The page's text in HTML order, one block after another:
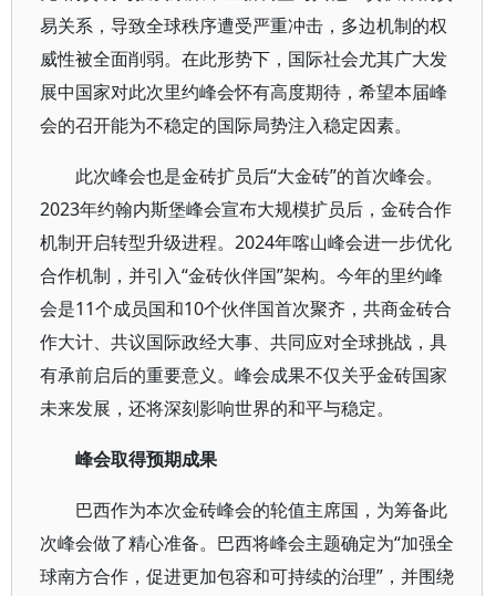
易关系，导致全球秩序遭受严重冲击，多边机制的权
威性被全面削弱。在此形势下，国际社会尤其广大发
展中国家对此次里约峰会怀有高度期待，希望本届峰
会的召开能为不稳定的国际局势注入稳定因素。
此次峰会也是金砖扩员后“大金砖”的首次峰会。
2023年约翰内斯堡峰会宣布大规模扩员后，金砖合作
机制开启转型升级进程。2024年喀山峰会进一步优化
合作机制，并引入“金砖伙伴国”架构。今年的里约峰
会是11个成员国和10个伙伴国首次聚齐，共商金砖合
作大计、共议国际政经大事、共同应对全球挑战，具
有承前启后的重要意义。峰会成果不仅关乎金砖国家
未来发展，还将深刻影响世界的和平与稳定。
峰会取得预期成果
巴西作为本次金砖峰会的轮值主席国，为筹备此
次峰会做了精心准备。巴西将峰会主题确定为“加强全
球南方合作，促进更加包容和可持续的治理”，并围绕